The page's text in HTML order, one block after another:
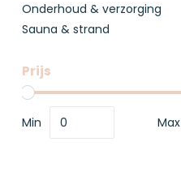
Onderhoud & verzorging
Sauna & strand
Prijs
Min Max